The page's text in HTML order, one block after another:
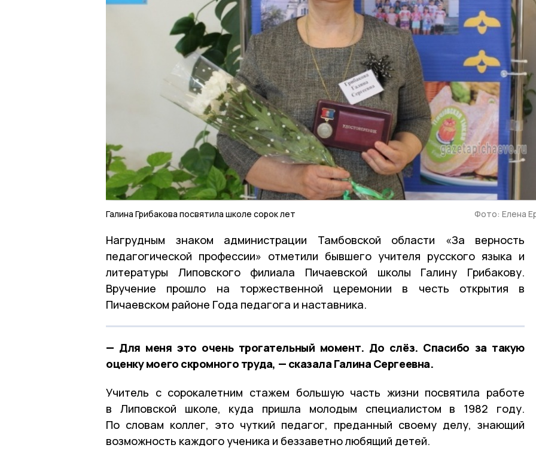
Галина Грибакова посвятила школе сорок лет Фото: Елена
Нагрудным знаком администрации Тамбовской области «За верность
педагогической профессии» отметили бывшего учителя русского языка и
литературы Липовского филиала Пичаевской школы Галину Грибакову.
Вручение прошло на торжественной церемонии в честь открытия в
Пичаевском районе Года педагога и наставника.
— Для меня это очень трогательный момент. До слёз. Спасибо за такую
оценку моего скромного труда, — сказала Галина Сергеевна.
Учитель с сорокалетним стажем большую часть жизни посвятила работе
в Липовской школе, куда пришла молодым специалистом в 1982 году.
По словам коллег, это чуткий педагог, преданный своему делу, знающий
возможность каждого ученика и беззаветно любящий детей.